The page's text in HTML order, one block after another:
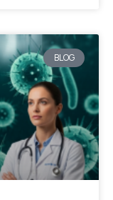
BLOG